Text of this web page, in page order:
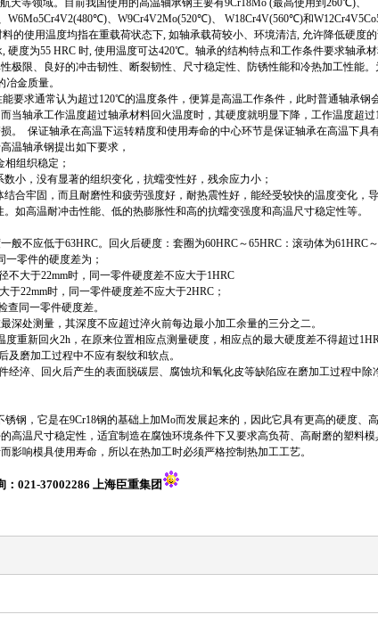
天等领域。目前我国使用的高温轴承钢主要有9Cr18Mo (最高使用到260℃)、
W6Mo5Cr4V2(480℃)、W9Cr4V2Mo(520℃)、 W18Cr4V(560℃)和
的使用温度均指在重载荷状态下, 如轴承载荷较小、环境清洁, 允许降低硬度
硬度为55 HRC 时, 使用温度可达420℃。轴承的结构特点和工作条件要求轴承
极限、良好的冲击韧性、断裂韧性、尺寸稳定性、防锈性能和冷热加工性能
金质量。
能要求通常认为超过120℃的温度条件，便算是高温工作条件，此时普通轴承钢
当轴承工作温度超过轴承材料回火温度时，其硬度就明显下降，工作温度超
。 保证轴承在高温下运转精度和使用寿命的中心环节是保证轴承在高温下具
温轴承钢提出如下要求，
相组织稳定；
小，没有显著的组织变化，抗蠕变性好，残余应力小；
合牢固，而且耐磨性和疲劳强度好，耐热震性好，能经受较快的温度变化，
如高温耐冲击性能、低的热膨胀性和高的抗蠕变强度和高温尺寸稳定性等。
不应低于63HRC。回火后硬度：套圈为60HRC～65HRC：滚动体为61HRC～
零件的硬度差为；
不大于22mm时，同一零件硬度差不应大于1HRC
于22mm时，同一零件硬度差不应大于2HRC；
查同一零件硬度差。
深处测量，其深度不应超过淬火前每边最小加工余量的三分之二。
重新回火2h，在原来位置相应点测量硬度，相应点的最大硬度差不得超过
磨加工过程中不应有裂纹和软点。
经淬、回火后产生的表面脱碳层、腐蚀坑和氧化皮等缺陷应在磨加工过程中除
钢，它是在9Cr18钢的基础上加Mo而发展起来的，因此它具有更高的硬度、
高温尺寸稳定性，适宜制造在腐蚀环境条件下又要求高负荷、高耐磨的塑料
影响模具使用寿命，所以在热加工时必须严格控制热加工工艺。
021-37002286 上海臣重集团